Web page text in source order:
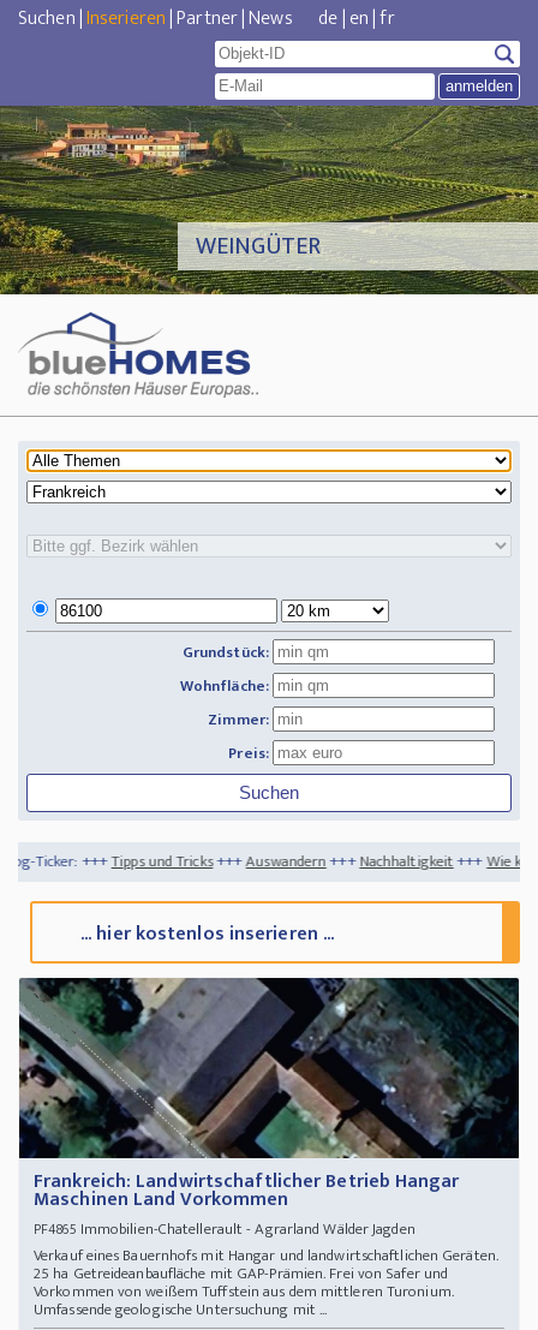
Suchen|Inserieren|Partner|News de|en|fr
WEINGÜTER
Grundstück:
Wohnfläche:
Zimmer:
Preis:
und Tricks+++Auswandern+++Nachhaltigkeit+++Wie können Sie die richtige
... hier kostenlos inserieren ...
Frankreich: Landwirtschaftlicher Betrieb Hangar
Maschinen Land Vorkommen
PF4865 Immobilien-Chatellerault - Agrarland Wälder Jagden
Verkauf eines Bauernhofs mit Hangar und landwirtschaftlichen Geräten.
25 ha Getreideanbaufläche mit GAP-Prämien. Frei von Safer und
Vorkommen von weißem Tuffstein aus dem mittleren Turonium.
Umfassende geologische Untersuchung mit ...